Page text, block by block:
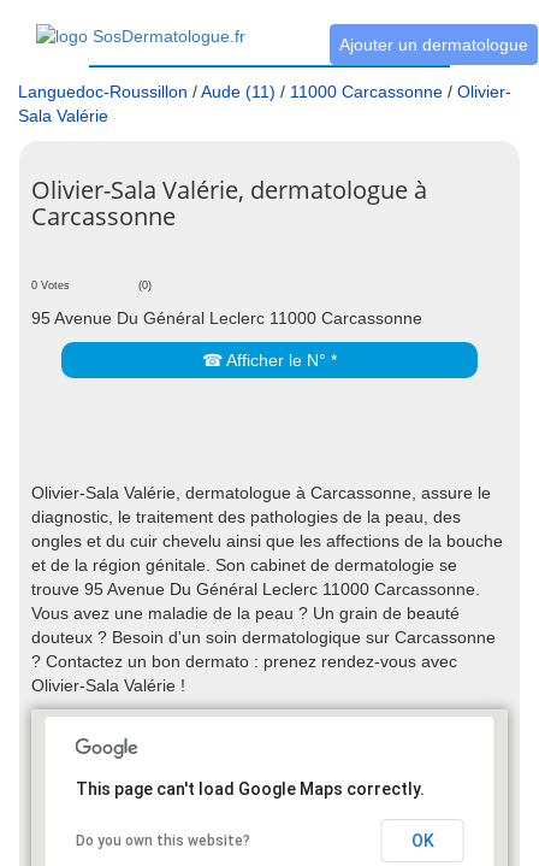
Ajouter un dermatologue
Languedoc-Roussillon /Aude (11) / 11000 Carcassonne / Olivier-
Sala Valérie
Olivier-Sala Valérie, dermatologue à
Carcassonne
0 Votes (0)
95 Avenue Du Général Leclerc 11000 Carcassonne
☎ Afficher le N° *
Olivier-Sala Valérie, dermatologue à Carcassonne, assure le
diagnostic, le traitement des pathologies de la peau, des
ongles et du cuir chevelu ainsi que les affections de la bouche
et de la région génitale. Son cabinet de dermatologie se
trouve 95 Avenue Du Général Leclerc 11000 Carcassonne.
Vous avez une maladie de la peau ? Un grain de beauté
douteux ? Besoin d'un soin dermatologique sur Carcassonne
? Contactez un bon dermato : prenez rendez-vous avec
Olivier-Sala Valérie !
This page can't load Google Maps correctly.
Do you own this website? OK